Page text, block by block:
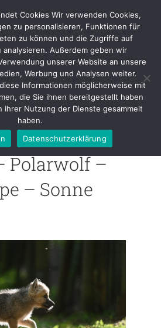
– Welpe –
Polarwolf –
– Sonne
Cookies Wir verwenden Cookies,
zu personalisieren, Funktionen für
zu können und die Zugriffe auf
analysieren. Außerdem geben wir
unserer Website an unsere
Werbung und Analysen weiter.
Informationen möglicherweise mit
die Sie ihnen bereitgestellt haben
Ihrer Nutzung der Dienste gesammelt
haben.
Datenschutzerklärung